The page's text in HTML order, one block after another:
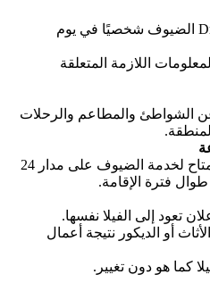
▸ يستقبل ممثل Dream of Holiday الضيوف شخصيًا في يوم
اللازمة المتعلقة
الشواطئ والمطاعم والرحلات
▸ فريق دعم Dream of Holiday متاح لخدمة الضيوف على مدار 24
فترة الإقامة.
تعود إلى الفيلا نفسها.
أو الديكور نتيجة أعمال
كما هو دون تغيير.